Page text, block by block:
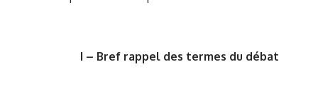
I – Bref rappel des termes du débat